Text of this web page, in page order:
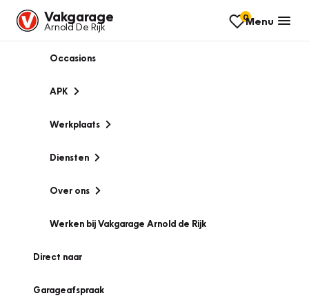
Vakgarage
Arnold De Rijk
0Menu
Occasions
APK
Werkplaats
Diensten
Over ons
Werken bij Vakgarage Arnold de Rijk
Direct naar
Garageafspraak